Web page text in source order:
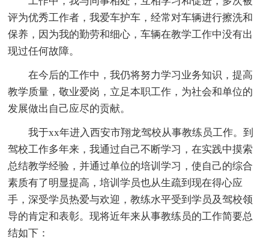
评为优秀工作者，我爱车护车，经常对车辆进行擦洗和
保养，因为我的勤劳和细心，车辆在教学工作中没有出
现过任何故障。
在今后的工作中，我仍将努力学习业务知识，提高
教学质量，敬业爱岗，立足本职工作，为社会和单位的
发展做出自己应尽的贡献。
我于xx年进入西安市翔龙驾校从事教练员工作。到
驾校工作多年来，我通过自己不断学习，在实践中摸索
总结教学经验，并通过单位的培训学习，使自己的综合
素质有了明显提高，培训学员也从生疏到现在得心应
手，深受学员热爱与欢迎，教练水平受到学员及驾校领
导的肯定和表彰。现将近年来从事教练员的工作简要总
结如下：